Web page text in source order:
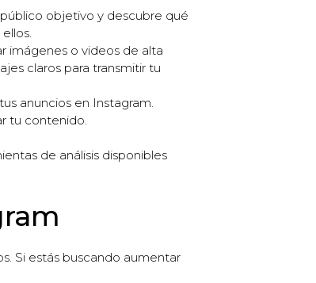
objetivo y descubre qué
imágenes o videos de alta
claros para transmitir tu
anuncios en Instagram.
tu contenido.
de análisis disponibles
Si estás buscando aumentar